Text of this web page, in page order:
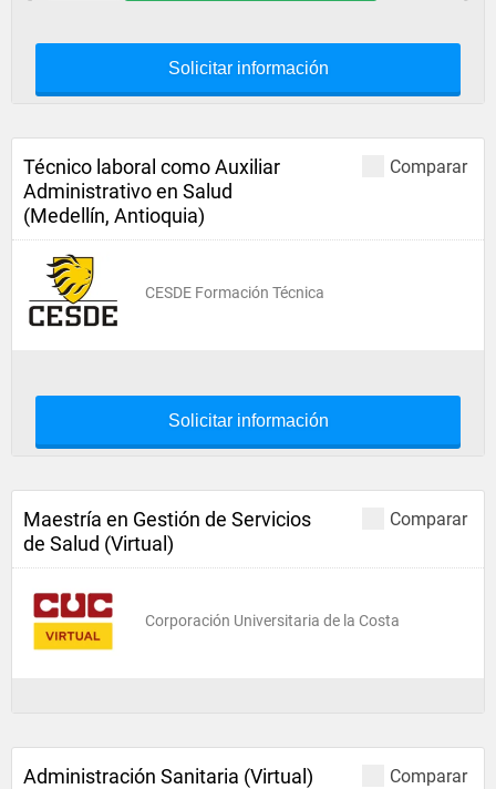
Solicitar información
Comparar
Técnico laboral como Auxiliar
Administrativo en Salud
(Medellín, Antioquia)
CESDE Formación Técnica
Solicitar información
Comparar
Maestría en Gestión de Servicios
de Salud (Virtual)
Corporación Universitaria de la Costa
Comparar
Administración Sanitaria (Virtual)